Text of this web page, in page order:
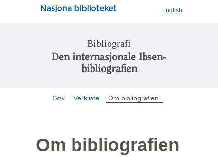
English
Bibliografi
Den internasjonale Ibsen-
bibliografien
Søk Verkliste Om bibliografien
Om bibliografien